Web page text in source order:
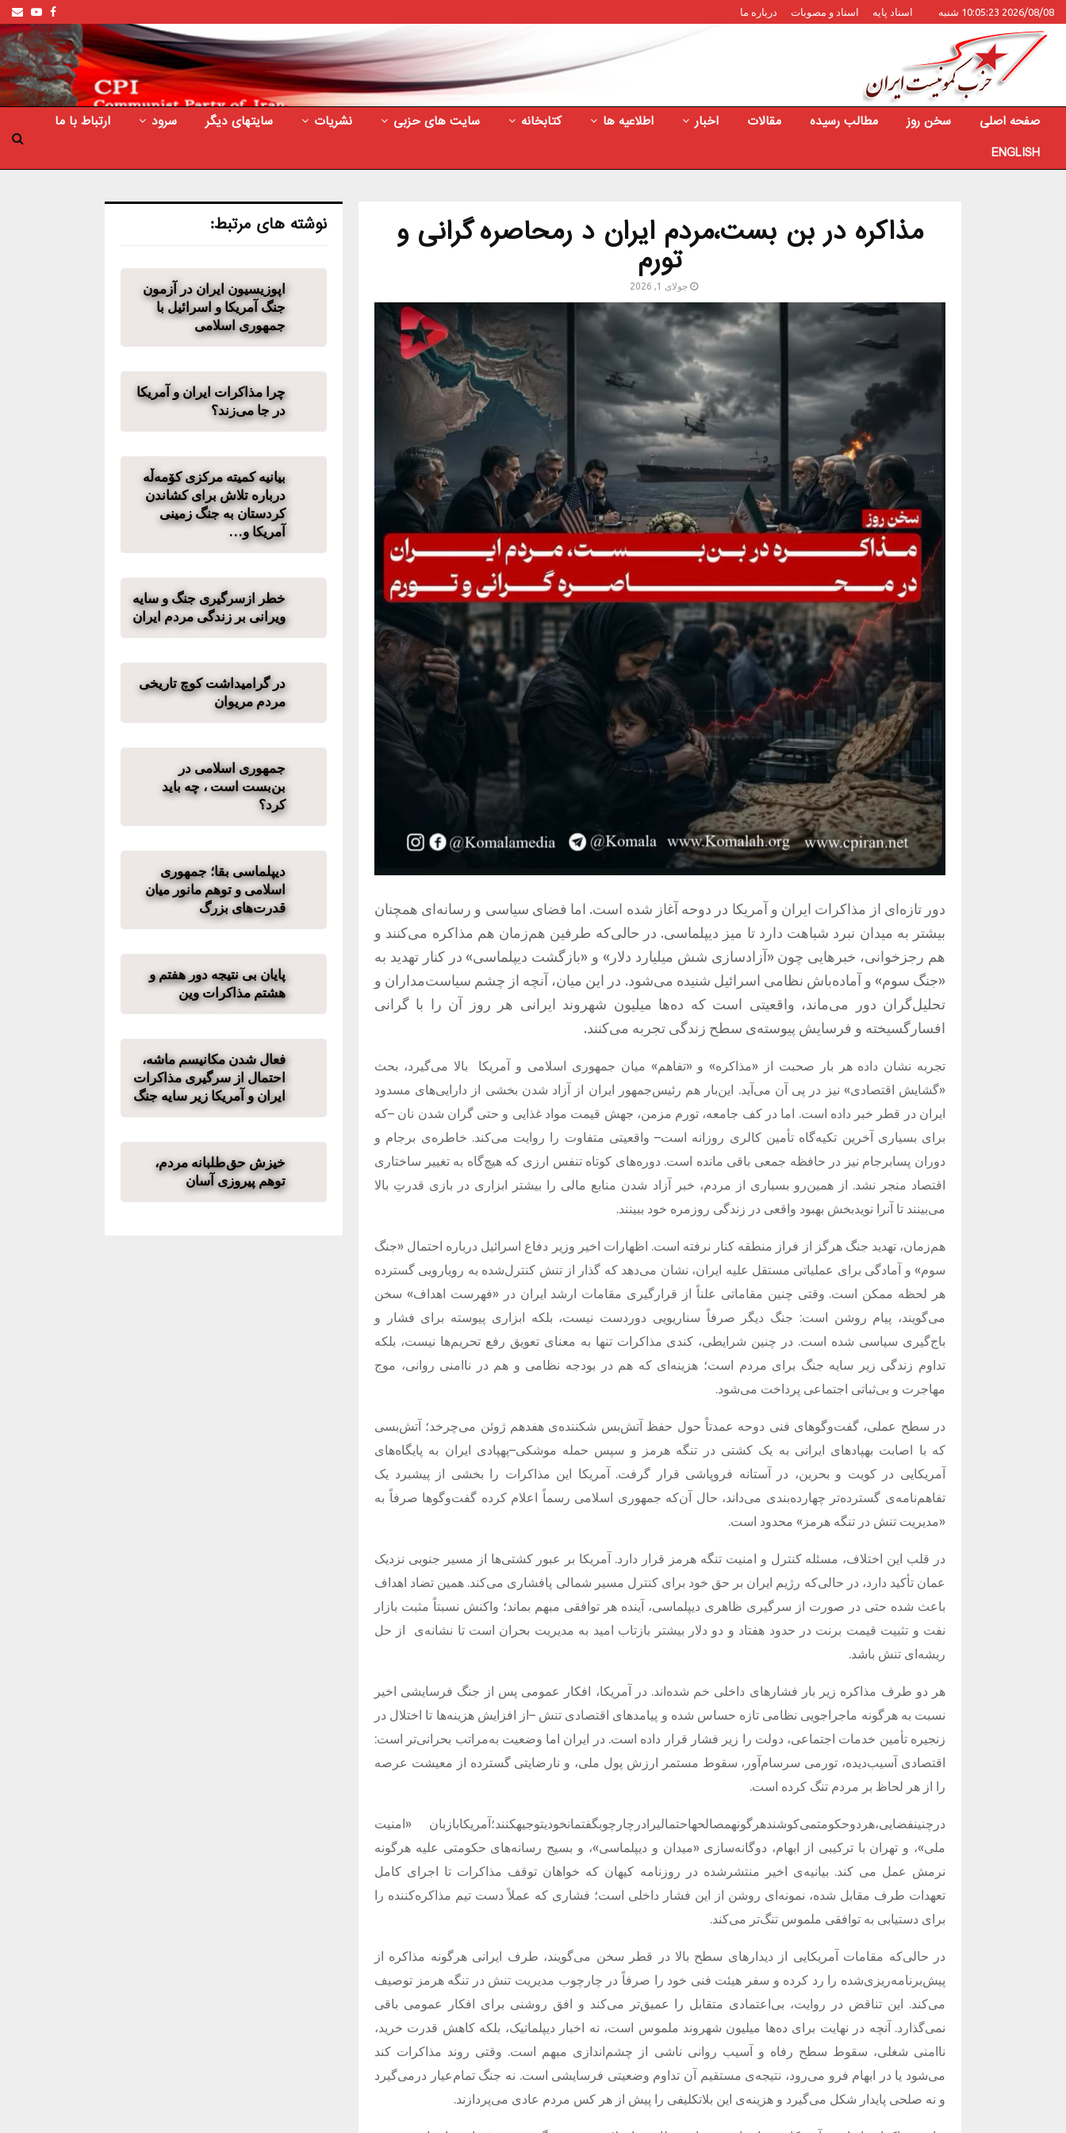
2026/08/08 10:05:23 شنبه اسناد پایه اسناد و مصوبات درباره ما Facebook
صفحه اصلی سخن روز مطالب رسیده مقالات اخبار اطلاعیه ها کتابخانه سایت های حزبی نشریات سایتهای دیگر سرود
ارتباط با ما
ENGLISH
مذاکره در بن بست،مردم ایران د رمحاصره گرانی و
تورم
جولای 1, 2026
دور تازه‌ای از مذاکرات ایران و آمریکا در دوحه آغاز شده است. اما فضای سیاسی و رسانه‌ای همچنان
بیشتر به میدان نبرد شباهت دارد تا میز دیپلماسی. در حالی‌که طرفین هم‌زمان هم مذاکره می‌کنند و
هم رجزخوانی، خبرهایی چون «آزادسازی شش میلیارد دلار » و «بازگشت دیپلماسی» در کنار تهدید به
«جنگ سوم» و آماده‌باش نظامی اسرائیل شنیده می‌شود . در این میان، آنچه از چشم سیاست‌مداران و
تحلیل‌گران دور می‌ماند، واقعیتی است که ده‌ها میلیون شهروند ایرانی هر روز آن را با گرانی
افسارگسیخته و فرسایش پیوسته‌ی سطح زندگی تجربه می‌کنند .
تجربه نشان داده هر بار صحبت از «مذاکره» و «تفاهم» میان جمهوری اسلامی و آمریکا
بالا می‌گیرد، بحث
«گشایش اقتصادی» نیز در پی آن می‌آید. این‌بار هم رئیس‌جمهور ایران از آزاد شدن بخشی از دارایی‌های مسدود
ایران در قطر خبر داده است. اما در کف جامعه، تورم مزمن، جهش قیمت مواد غذایی و حتی گران شدن نان –که
برای بسیاری آخرین تکیه‌گاه تأمین کالری روزانه است– واقعیتی متفاوت را روایت می‌کند. خاطره‌ی برجام و
دوران پسابرجام نیز در حافظه جمعی باقی مانده است. دوره‌های کوتاه تنفس ارزی که هیچ‌گاه به تغییر ساختاری
اقتصاد منجر نشد. از همین‌رو بسیاری از مردم، خبر آزاد شدن منابع مالی را بیشتر ابزاری در بازی قدرتِ بالا
می‌بینند تا آنرا نویدبخش بهبود واقعی در زندگی روزمره خود ببینند.
هم‌زمان، تهدید جنگ هرگز از فراز منطقه کنار نرفته است. اظهارات اخیر وزیر دفاع اسرائیل درباره احتمال «جنگ
سوم» و آمادگی برای عملیاتی مستقل علیه ایران، نشان می‌دهد که گذار از تنش کنترل‌شده به رویارویی گسترده
هر لحظه ممکن است. وقتی چنین مقاماتی علناً از قرارگیری مقامات ارشد ایران در «فهرست اهداف» سخن
می‌گویند، پیام روشن است: جنگ دیگر صرفاً سناریویی دوردست نیست، بلکه ابزاری پیوسته برای فشار و
باج‌گیری سیاسی شده است. در چنین شرایطی، کندی مذاکرات تنها به معنای تعویق رفع تحریم‌ها نیست، بلکه
تداوم زندگی زیر سایه جنگ برای مردم است؛ هزینه‌ای که هم در بودجه نظامی و هم در ناامنی روانی، موج
مهاجرت و بی‌ثباتی اجتماعی پرداخت می‌شود.
در سطح عملی، گفت‌وگوهای فنی دوحه عمدتاً حول حفظ آتش‌بس شکننده‌ی هفدهم ژوئن می‌چرخد؛ آتش‌بسی
که با اصابت بهپادهای ایرانی به یک کشتی در تنگه هرمز و سپس حمله موشکی–پهپادی ایران به پایگاه‌های
آمریکایی در کویت و بحرین، در آستانه فروپاشی قرار گرفت. آمریکا این مذاکرات را بخشی از پیشبرد یک
تفاهم‌نامه‌ی گسترده‌تر چهارده‌بندی می‌داند، حال آن‌که جمهوری اسلامی رسماً اعلام کرده گفت‌وگوها صرفاً به
«مدیریت تنش در تنگه هرمز » محدود است.
در قلب این اختلاف، مسئله کنترل و امنیت تنگه هرمز قرار دارد. آمریکا بر عبور کشتی‌ها از مسیر جنوبی نزدیک
عمان تأکید دارد، در حالی‌که رژیم ایران بر حق خود برای کنترل مسیر شمالی پافشاری می‌کند. همین تضاد اهداف
باعث شده حتی در صورت از سرگیری ظاهری دیپلماسی، آینده هر توافقی مبهم بماند؛ واکنش نسبتاً مثبت بازار
نفت و تثبیت قیمت برنت در حدود هفتاد و دو دلار بیشتر بازتاب امید به مدیریت بحران است تا نشانه‌ی
از حل
ریشه‌ای تنش باشد.
هر دو طرف مذاکره زیر بار فشارهای داخلی خم شده‌اند. در آمریکا، افکار عمومی پس از جنگ‌ فرسایشی اخیر
نسبت به هرگونه ماجراجویی نظامی تازه حساس شده و پیامدهای اقتصادی تنش –از افزایش هزینه‌ها تا اختلال در
زنجیره تأمین خدمات اجتماعی، دولت را زیر فشار قرار داده است. در ایران اما وضعیت به‌مراتب بحرانی‌تر است:
اقتصادی آسیب‌دیده، تورمی سرسام‌آور، سقوط مستمر ارزش پول ملی، و نارضایتی گسترده از معیشت عرصه
را از هر لحاظ بر مردم تنگ کرده است.
درچنینفضایی،هردوحکومتمی‌کوشندهرگونهمصالحهاحتمالیرادرچارچوبگفتمانخودیتوجیهکنند؛آمریکابازبان «امنیت
ملی»، و تهران با ترکیبی از ابهام، دوگانه‌سازی «میدان و دیپلماسی»، و بسیج رسانه‌های حکومتی علیه هرگونه
نرمش عمل می کند. بیانیه‌ی اخیر منتشرشده در روزنامه کیهان که خواهان توقف مذاکرات تا اجرای کامل
تعهدات طرف مقابل شده، نمونه‌ای روشن از این فشار داخلی است؛ فشاری که عملاً دست تیم مذاکره‌کننده را
برای دستیابی به توافقی ملموس تنگ‌تر می‌کند.
در حالی‌که مقامات آمریکایی از دیدارهای سطح بالا در قطر سخن می‌گویند، طرف ایرانی هرگونه مذاکره از
پیش‌برنامه‌ریزی‌شده را رد کرده و سفر هیئت فنی خود را صرفاً در چارچوب مدیریت تنش در تنگه هرمز توصیف
می‌کند. این تناقض در روایت، بی‌اعتمادی متقابل را عمیق‌تر می‌کند و افق روشنی برای افکار عمومی باقی
نمی‌گذارد. آنچه در نهایت برای ده‌ها میلیون شهروند ملموس است، نه اخبار دیپلماتیک، بلکه کاهش قدرت خرید،
ناامنی شغلی، سقوط سطح رفاه و آسیب روانی ناشی از چشم‌اندازی مبهم است. وقتی روند مذاکرات کند
می‌شود یا در ابهام فرو می‌رود، نتیجه‌ی مستقیم آن تداوم وضعیتی فرسایشی است. نه جنگ تمام‌عیار درمی‌گیرد
و نه صلحی پایدار شکل می‌گیرد و هزینه‌ی این بلاتکلیفی را پیش از هر کس مردم عادی می‌پردازند.
نوشته های مرتبط:
اپوزیسیون ایران در آزمون
جنگ آمریکا و اسرائیل با
جمهوری اسلامی
چرا مذاکرات ایران و آمریکا
در جا می‌زند؟
بیانیه کمیته مرکزی کۆمەڵە
درباره تلاش برای کشاندن
کردستان به جنگ زمینی
آمریکا و…
خطر ازسرگیری جنگ و سایه
ویرانی بر زندگی مردم ایران
در گرامیداشت کوچ تاریخی
مردم مریوان
جمهوری اسلامی در
بن‌بست است ، چه باید
کرد؟
دیپلماسی بقا؛ جمهوری
اسلامی و توهم مانور میان
قدرت‌های بزرگ
پایان بی نتیجە دور هفتم و
هشتم مذاکرات وین
فعال شدن مکانیسم ماشه،
احتمال از سرگیری مذاکرات
ایران و آمریکا زیر سایه جنگ
خیزش حق‌طلبانه مردم،
توهم پیروزی آسان